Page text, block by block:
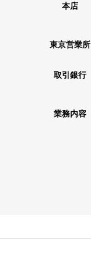
本店
東京営業所
取引銀行
業務内容